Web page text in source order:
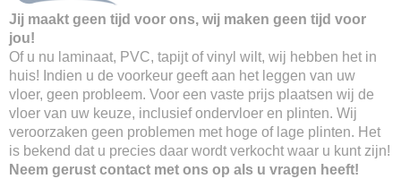
Jij maakt geen tijd voor ons, wij maken geen tijd voor
jou!
Of u nu laminaat, PVC, tapijt of vinyl wilt, wij hebben het in
huis! Indien u de voorkeur geeft aan het leggen van uw
vloer, geen probleem. Voor een vaste prijs plaatsen wij de
vloer van uw keuze, inclusief ondervloer en plinten. Wij
veroorzaken geen problemen met hoge of lage plinten. Het
is bekend dat u precies daar wordt verkocht waar u kunt zijn!
Neem gerust contact met ons op als u vragen heeft!